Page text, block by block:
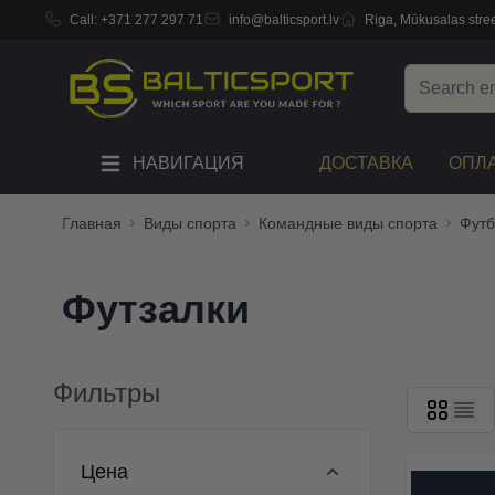
Call: +371 277 297 71 info@balticsport.lv Riga, Mūkusalas
НАВИГАЦИЯ ДОСТАВКА
Главная Виды спорта Командные виды спорта
Футзалки
Фильтры
Цена